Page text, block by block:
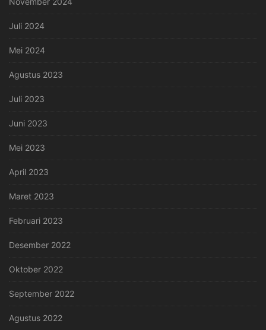
Juli 2024
Mei 2024
Agustus 2023
Juli 2023
Juni 2023
Mei 2023
April 2023
Maret 2023
Februari 2023
Desember 2022
Oktober 2022
September 2022
Agustus 2022